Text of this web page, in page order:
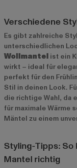
Verschiedene
Es gibt zahlreiche
unterschiedlichen
Wollmantel ist ein
wirkt – ideal für
perfekt für den
Stil in deinen Look.
die richtige Wahl, da
für maximale Wärme
Mäntel zu einem
Styling-Tipps:
Mantel richtig